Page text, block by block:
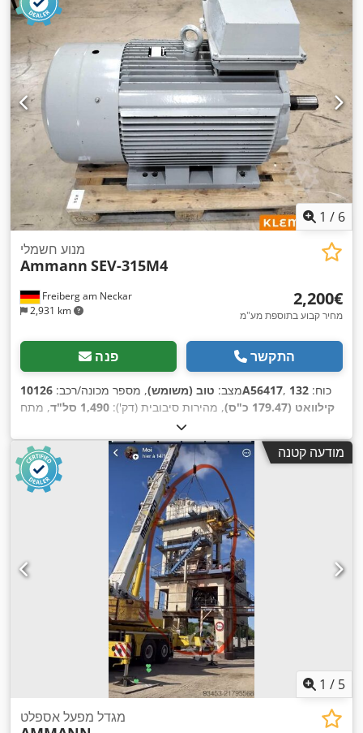
1 / 6
Freiberg am Neckar
2,931 km
מנוע חשמלי
Ammann SEV-315M4
‏2,200 ‏€
מחיר קבוע בתוספת מע"מ
פנה התקשר
מצב: טוב (משומש), מספר מכונה/רכב: 10126A56417 , כוח: 132
קילוואט (179.47 כ"ס)
, מהירות סיבובית (דק'): 1,490 סל"ד
, מתח
, אורך
כולל:1,200 מ"מ , רוחב כולל:800 מ"מ , גובה כולל:1,100 מ"מ ,
מודעה קטנה
1 / 5
מגדל מפעל אספלט